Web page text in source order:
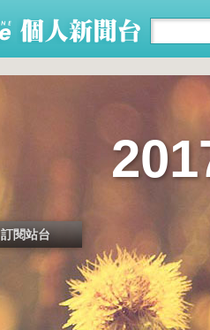
訂閱站台